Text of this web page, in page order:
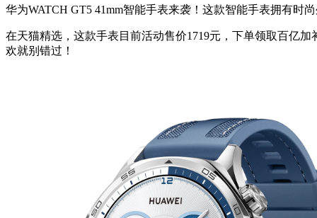
华为WATCH GT5 41mm智能手表来袭！这款智能手表拥有
在天猫精选，这款手表目前活动售价1719元，下单领取百亿
欢就别错过！